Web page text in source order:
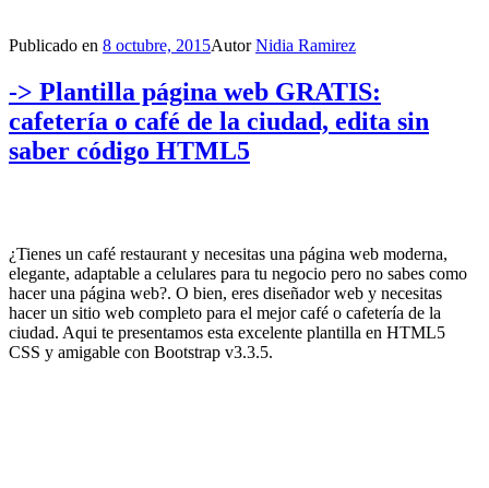
Publicado en 8 octubre, 2015AutorNidia Ramirez
-> Plantilla página web GRATIS:
cafetería o café de la ciudad, edita sin
saber código HTML5
¿Tienes un café restaurant y necesitas una página web moderna,
elegante, adaptable a celulares para tu negocio pero no sabes como
hacer una página web?. O bien, eres diseñador web y necesitas
hacer un sitio web completo para el mejor café o cafetería de la
ciudad. Aqui te presentamos esta excelente plantilla en HTML5
CSS y amigable con Bootstrap v3.3.5.